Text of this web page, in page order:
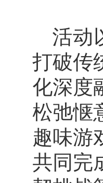
活动
打破传
化深度
松弛惬
趣味游
共同完